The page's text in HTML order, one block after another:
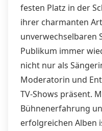
festen Platz in der
ihrer charmanten
unverwechselbaren
Publikum immer
nicht nur als
Moderatorin und
TV-Shows präsent.
Bühnenerfahrung
erfolgreichen Alben